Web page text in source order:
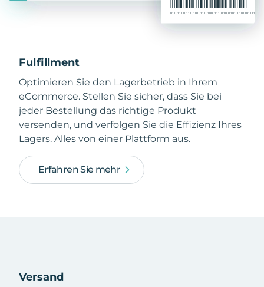
Fulfillment
Optimieren Sie den Lagerbetrieb in Ihrem
eCommerce. Stellen Sie sicher, dass Sie bei
jeder Bestellung das richtige Produkt
versenden, und verfolgen Sie die Effizienz Ihres
Lagers. Alles von einer Plattform aus.
Erfahren Sie mehr
Versand